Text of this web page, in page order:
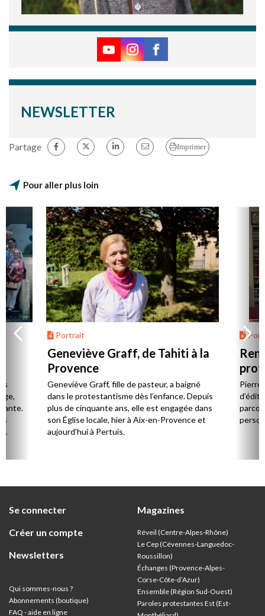
NEWSLETTER
Partage Imprimer
Pour aller plus loin
Portrait
Geneviève Graff, de Tahiti à la
Provence
Geneviève Graff, fille de pasteur, a baigné
dans le protestantisme dès l’enfance. Depuis
plus de cinquante ans, elle est engagée dans
son Église locale, hier à Aix-en-Provence et
aujourd’hui à Pertuis.
Se connecter
Créer un compte
Newsletters
Qui sommes-nous ?
Abonnements (boutique)
FAQ - aide en ligne
Magazines
Réveil (Centre-Alpes-Rhône)
Le Cep (Cévennes-Languedoc-
Roussillon)
Échanges (Provence-Alpes-
Corse-Côte-d’Azur)
Ensemble (Région Sud-Ouest)
Paroles protestantes Est (Est-